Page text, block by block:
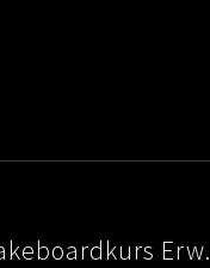
Erw.